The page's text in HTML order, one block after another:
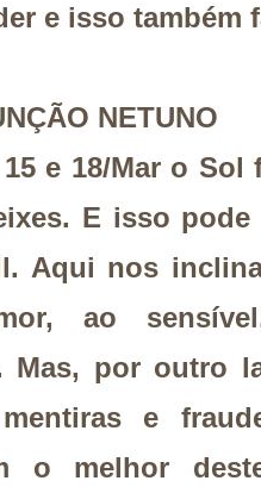
e isso também
NETUNO
e 18/Mar o
E isso
Aqui nos
ao
Mas, por outro
mentiras e
o melhor